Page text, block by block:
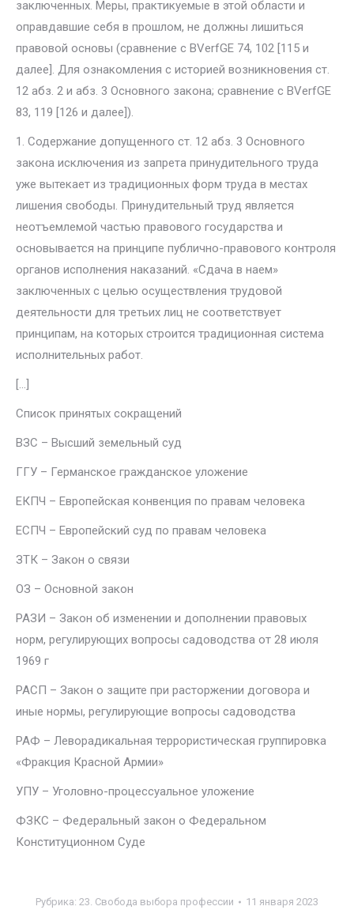
заключенных. Меры, практикуемые в этой области и
оправдавшие себя в прошлом, не должны лишиться
правовой основы (сравнение с BVerfGE 74, 102 [115 и
далее]. Для ознакомления с историей возникновения ст.
12 абз. 2 и абз. 3 Основного закона; сравнение с BVerfGE
83, 119 [126 и далее]).
1. Содержание допущенного ст. 12 абз. 3 Основного
закона исключе­ния из запрета принудительного труда
уже вытекает из традиционных форм труда в местах
лишения свободы. Принудительный труд является
неотъемлемой частью правового государства и
основывается на принци­пе публично-правового контроля
органов исполнения наказаний. «Сда­ча в наем»
заключенных с целью осуществления трудовой
деятельности для третьих лиц не соответствует
принципам, на которых строится тра­диционная система
исполнительных работ.
[…]
Список принятых сокращений
ВЗC – Высший земельный суд
ГГУ – Германское гражданское уложение
ЕКПЧ – Европейская конвенция по правам человека
ЕСПЧ – Европейский суд по правам человека
ЗТК – Закон о связи
ОЗ – Основной закон
РАЗИ – Закон об изменении и дополнении правовых
норм, регулирующих вопросы садоводства от 28 июля
1969 г
РАСП – Закон о защите при расторжении договора и
иные нормы, регулирующие вопросы садоводства
РАФ – Леворадикальная террористическая группировка
«Фракция Красной Армии»
УПУ – Уголовно-процессуальное уложение
ФЗКС – Федеральный закон о Федеральном
Конституционном Суде
Рубрика: 23. Свобода выбора профессии 11 января 2023